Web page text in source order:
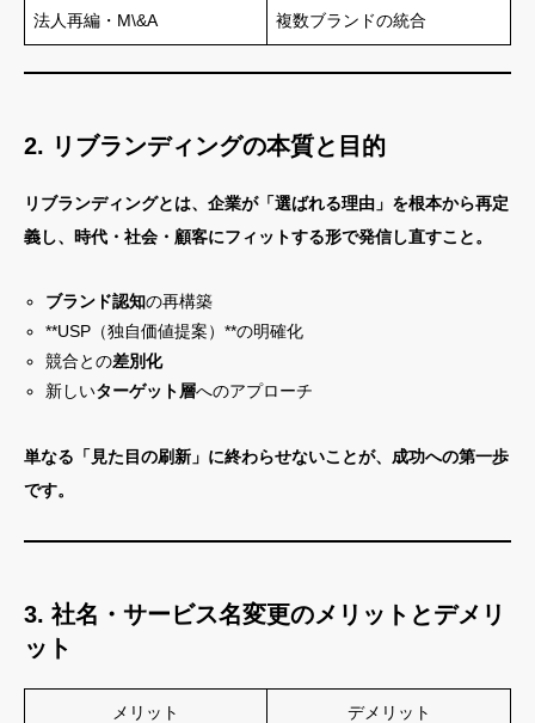
法人再編・M\&A 複数ブランドの統合
2. リブランディングの本質と目的
リブランディングとは、企業が「選ばれる理由」を根本から再定
義し、時代・社会・顧客にフィットする形で発信し直すこと。
ブランド認知の再構築
**USP（独自価値提案）**の明確化
競合との差別化
新しいターゲット層へのアプローチ
単なる「見た目の刷新」に終わらせないことが、成功への第一歩
です。
3. 社名・サービス名変更のメリットとデメリ
ット
メリット デメリット